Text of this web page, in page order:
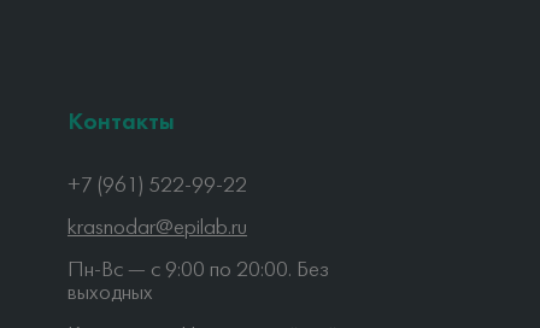
Контакты
+7 (961) 522-99-22
krasnodar@epilab.ru
Пн-Вс — c 9:00 по 20:00. Без
выходных